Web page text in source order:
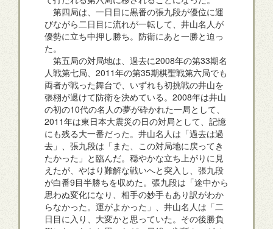
第四局は、一日目に黒番の張九段が優位に運
びながら二日目に流れが一転して、井山名人が
優勢に立ち中押し勝ち。防衛にあと一勝と迫っ
た。
第五局の対局地は、過去に2008年の第33期名
人戦第七局、2011年の第35期棋聖戦第六局でも
両者が戦った舞台で、いずれも初挑戦の井山を
張栩が退けて防衛を決めている。2008年は井山
の初の10代の名人の夢が砕かれた一局として、
2011年は東日本大震災の日の対局として、記憶
にも残る大一番だった。井山名人は「過去は過
去」、張九段は「また、この対局地に戻ってき
たかった」と臨んだ。穏やかな立ち上がりに見
えたが、やはり難解な戦いへと突入し、張九段
が白番9目半勝ちを収めた。張九段は「途中から
思わぬ変化になり、相手の妙手もあり訳がわか
らなかった。運がよかった」、井山名人は「二
日目に入り、大変かと思っていた。その後勝負